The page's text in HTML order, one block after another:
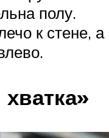
полу.
к стене, а